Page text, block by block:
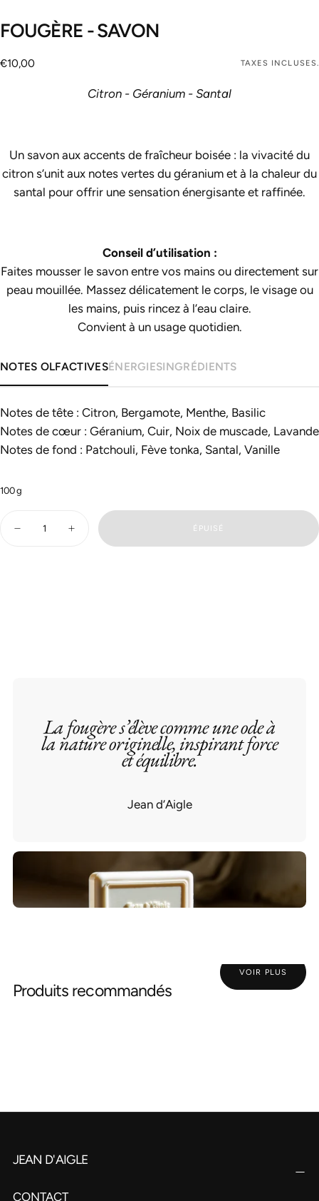
FOUGÈRE - SAVON
€10,00
Prix
€10,00 TAXES INCLUSES.
Citron - Géranium - Santal
Un savon aux accents de fraîcheur boisée : la vivacité du
citron s’unit aux notes vertes du géranium et à la chaleur du
santal pour offrir une sensation énergisante et raffinée.
Conseil d’utilisation :
Faites mousser le savon entre vos mains ou directement sur
peau mouillée. Massez délicatement le corps, le visage ou
les mains, puis rincez à l’eau claire.
Convient à un usage quotidien.
NOTES OLFACTIVESÉNERGIESINGRÉDIENTS
Notes de tête : Citron, Bergamote, Menthe, Basilic
Notes de cœur : Géranium, Cuir, Noix de muscade, Lavande
Notes de fond : Patchouli, Fève tonka, Santal, Vanille
100g
Diminuer
Augmenter
ÉPUISÉ
La fougère s’élève comme une ode à
la nature originelle, inspirant force
et équilibre.
Jean d’Aigle
Produits recommandés
VOIR PLUS
JEAN D'AIGLE
CONTACT